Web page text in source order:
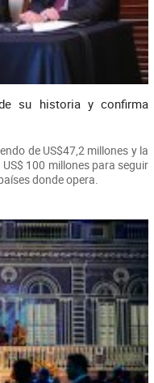
su historia y confirma
de US$47,2 millones y la
100 millones para seguir
donde opera.